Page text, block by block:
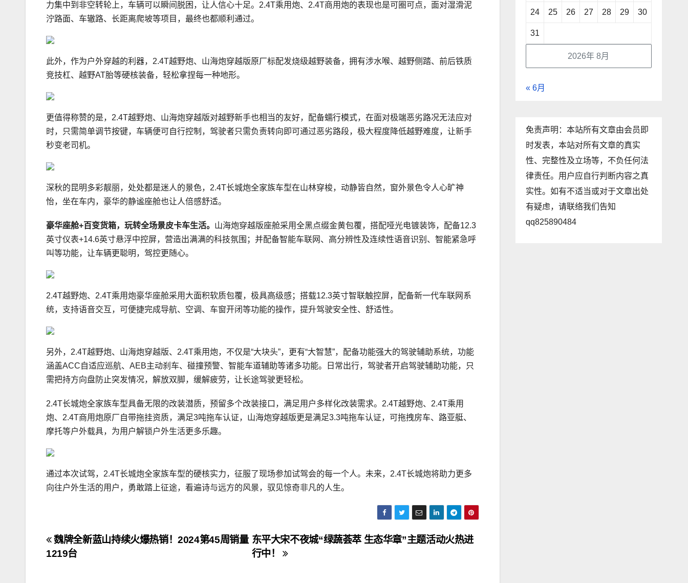
力集中到非空转轮上，车辆可以瞬间脱困，让人信心十足。2.4T乘用炮、2.4T商用炮的表现也是可圈可点，面对湿滑泥
泞路面、车辙路、长距离爬坡等项目，最终也都顺利通过。
此外，作为户外穿越的利器，2.4T越野炮、山海炮穿越版原厂标配发烧级越野装备，拥有涉水喉、越野侧踏、前后铁质
竞技杠、越野AT胎等硬核装备，轻松拿捏每一种地形。
更值得称赞的是，2.4T越野炮、山海炮穿越版对越野新手也相当的友好，配备蠕行模式，在面对极端恶劣路况无法应对
时，只需简单调节按键，车辆便可自行控制，驾驶者只需负责转向即可通过恶劣路段，极大程度降低越野难度，让新手
秒变老司机。
深秋的昆明多彩靓丽，处处都是迷人的景色，2.4T长城炮全家族车型在山林穿梭，动静皆自然，窗外景色令人心旷神
怡，坐在车内，豪华的静谧座舱也让人倍感舒适。
豪华座舱+百变货箱，玩转全场景皮卡车生活。 山海炮穿越版座舱采用全黑点缀金黄包覆，搭配哑光电镀装饰，配备12.3
英寸仪表+14.6英寸悬浮中控屏，营造出满满的科技氛围；并配备智能车联网、高分辨性及连续性语音识别、智能紧急呼
叫等功能，让车辆更聪明，驾控更随心。
2.4T越野炮、2.4T乘用炮豪华座舱采用大面积软质包覆，极具高级感；搭载12.3英寸智联触控屏，配备新一代车联网系
统，支持语音交互，可便捷完成导航、空调、车窗开闭等功能的操作，提升驾驶安全性、舒适性。
另外，2.4T越野炮、山海炮穿越版、2.4T乘用炮，不仅是“大块头”，更有“大智慧”，配备功能强大的驾驶辅助系统，功能
涵盖ACC自适应巡航、AEB主动刹车、碰撞预警、智能车道辅助等诸多功能。日常出行，驾驶者开启驾驶辅助功能，只
需把持方向盘防止突发情况，解放双脚，缓解疲劳，让长途驾驶更轻松。
2.4T长城炮全家族车型具备无限的改装潜质，预留多个改装接口，满足用户多样化改装需求。2.4T越野炮、2.4T乘用
炮、2.4T商用炮原厂自带拖挂资质，满足3吨拖车认证，山海炮穿越版更是满足3.3吨拖车认证，可拖拽房车、路亚艇、
摩托等户外载具，为用户解锁户外生活更多乐趣。
通过本次试驾，2.4T长城炮全家族车型的硬核实力，征服了现场参加试驾会的每一个人。未来，2.4T长城炮将助力更多
向往户外生活的用户，勇敢踏上征途，看遍诗与远方的风景，驭见惊奇非凡的人生。
文
东平大宋不夜城“绿蔬荟萃 生态华章”主题活动火热进
行中！
魏牌全新蓝山持续火爆热销！2024第45周销量
1219台
2026年 8月
24 25 26 27 28 29 30
31
« 6月
免责声明：本站所有文章由会员即
时发表，本站对所有文章的真实
性、完整性及立场等，不负任何法
律责任。用户应自行判断内容之真
实性。如有不适当或对于文章出处
有疑虑，请联络我们告知
qq825890484